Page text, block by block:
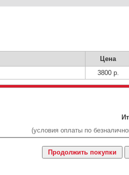
Цена
3800 р.
(условия оплаты по